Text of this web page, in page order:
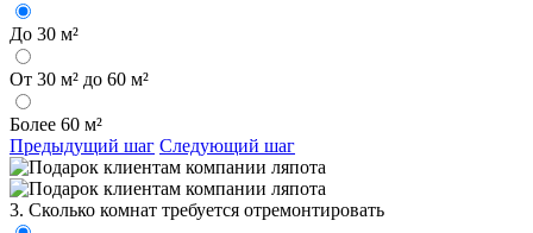
До 30 м²
От 30 м² до 60 м²
Более 60 м²
Предыдущий шаг Следующий шаг
3. Сколько комнат требуется отремонтировать